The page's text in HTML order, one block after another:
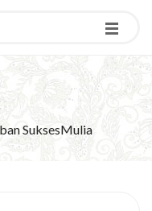
SuksesMulia